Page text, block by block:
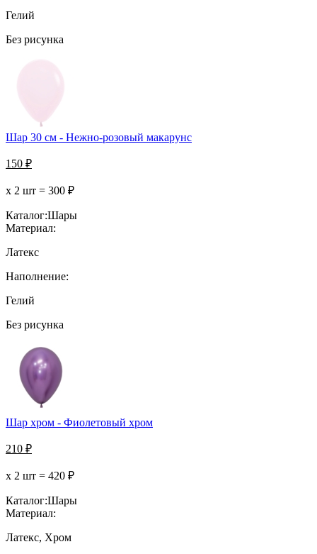
Гелий
Без рисунка
Шар 30 см - Нежно-розовый макарунс
150 ₽
х 2 шт = 300 ₽
Каталог:Шары
Материал:
Латекс
Наполнение:
Гелий
Без рисунка
Шар хром - Фиолетовый хром
210 ₽
х 2 шт = 420 ₽
Каталог:Шары
Материал:
Латекс, Хром